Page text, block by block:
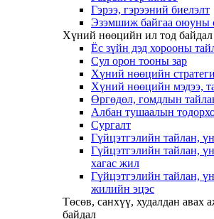
Гэрээ, гэрээний биелэлт
Эзэмшиж байгаа оюуны
Хүний нөөцийн ил тод байдал
Ёс зүйн дэд хорооны
Сул орон тооны зар
Хүний нөөцийн стратеги
Хүний нөөцийн мэдээ,
Өргөдөл, гомдлын
Албан тушаалын
Сургалт
Гүйцэтгэлийн тайлан,
Гүйцэтгэлийн тайлан,
хагас жил
Гүйцэтгэлийн тайлан,
жилийн эцэс
Төсөв, санхүү, худалдан авах
байдал